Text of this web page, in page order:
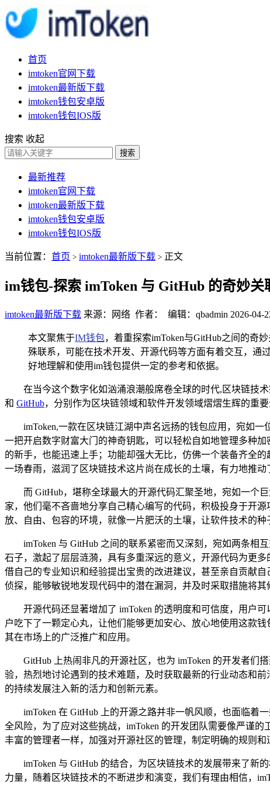
首页
imtoken官网下载
imtoken最新版下载
imtoken钱包安卓版
imtoken钱包IOS版
搜索 收起
搜索
最新推荐
imtoken官网下载
imtoken最新版下载
imtoken钱包安卓版
imtoken钱包IOS版
当前位置： 首页 > imtoken最新版下载 > 正文
im钱包-探索 imToken 与 GitHub 的奇妙关
imtoken最新版下载 来源：网络 作者： 编辑：qbadmin 2026-04-
本文聚焦于IM钱包，着重探索imToken与GitHub之间的奇
殊联系，可能在技术开发、开源代码等方面有着交互，通
好地理解和使用im钱包提供一定的参考和依据。
在当今这个数字化如汹涌浪潮般席卷全球的时代,区块链技
和 GitHub，分别作为区块链领域和软件开发领域熠熠生辉的重
imToken,一款在区块链江湖中声名远扬的钱包应用，宛如
一把开启数字财富大门的神奇钥匙，可以轻松自如地管理多种
的新手，也能迅速上手；功能却强大无比，仿佛一个装备齐全
一场春雨，滋润了区块链技术这片尚在成长的土壤，有力地推
而 GitHub，堪称全球最大的开源代码汇聚圣地，宛如一个
家，他们毫不吝啬地分享自己精心编写的代码，积极投身于开
放、自由、包容的环境，就像一片肥沃的土壤，让软件技术的
imToken 与 GitHub 之间的联系紧密而又深刻，宛如两条相
石子，激起了层层涟漪，具有多重深远的意义，开源代码为更
借自己的专业知识和经验提出宝贵的改进建议，甚至亲自贡献
侦探，能够敏锐地发现代码中的潜在漏洞，并及时采取措施将
开源代码还显著增加了 imToken 的透明度和可信度，用户
户吃下了一颗定心丸，让他们能够更加安心、放心地使用这款
其在市场上的广泛推广和应用。
GitHub 上热闹非凡的开源社区，也为 imToken 的开发者
验，热烈地讨论遇到的技术难题，及时获取最新的行业动态和
的持续发展注入新的活力和创新元素。
imToken 在 GitHub 上的开源之路并非一帆风顺，也面临
全风险，为了应对这些挑战，imToken 的开发团队需要像严谨
丰富的管理者一样，加强对开源社区的管理，制定明确的规则
imToken 与 GitHub 的结合，为区块链技术的发展带来了新
力量，随着区块链技术的不断进步和演变，我们有理由相信，